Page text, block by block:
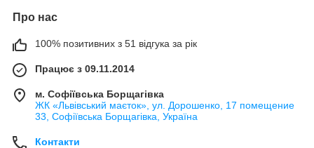
Про нас
100% позитивних з 51 відгука за рік
Працює з 09.11.2014
м. Софіївська Борщагівка
ЖК «Львівський маєток», ул. Дорошенко, 17 помещение
33, Софіївська Борщагівка, Україна
Контакти